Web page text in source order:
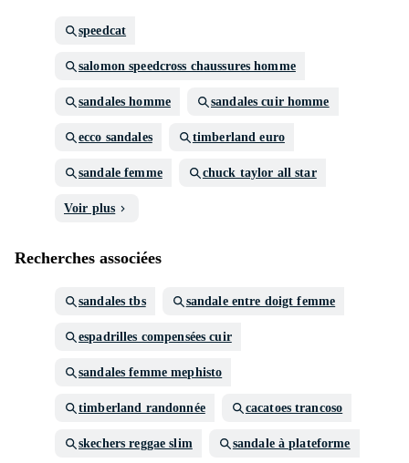
speedcat
salomon speedcross chaussures homme
sandales homme sandales cuir homme
ecco sandales timberland euro
sandale femme chuck taylor all star
Voir plus
Recherches associées
sandales tbs sandale entre doigt femme
espadrilles compensées cuir
sandales femme mephisto
timberland randonnée cacatoes trancoso
skechers reggae slim sandale à plateforme